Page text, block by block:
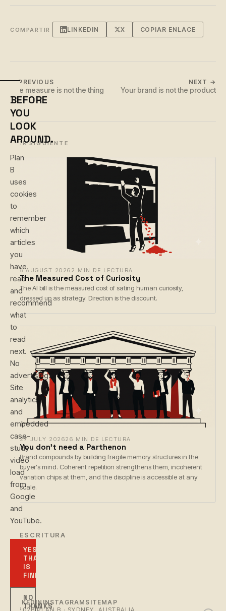
COMPARTIR LINKEDIN X COPIAR ENLACE
← PREVIOUS
The measure is not the thing
NEXT →
Your brand is not the product
LEER SIGUIENTE
6 AUGUST 2026 2 MIN DE LECTURA
The Measured Cost of Curiosity
The AI bill is the measured cost of sating human curiosity,
dressed up as strategy. Direction is the discount.
27 JULY 202626 MIN DE LECTURA
You don't need a Parthenon
Brand compounds by building fragile memory structures in the
buyer's mind. Coherent repetition strengthens them, incoherent
variation chips at them, and the discipline is accessible at any
scale.
← ESCRITURA
LINKEDIN INSTAGRAM SITEMAP
BEFORE
YOU
LOOK
AROUND.
Plan
B
uses
cookies
to
remember
which
articles
you
have
read
and
recommend
what
to
read
next.
No
advertising.
Site
analytics
and
embedded
case-
study
video
load
from
Google
and
YouTube.
YES,
THAT
IS
FINE
NO
THANKS